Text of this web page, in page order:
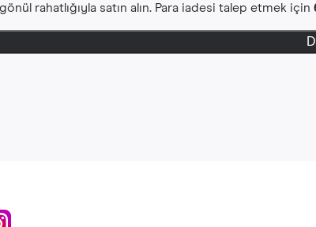
rahatlığıyla satın alın. Para iadesi talep etmek için